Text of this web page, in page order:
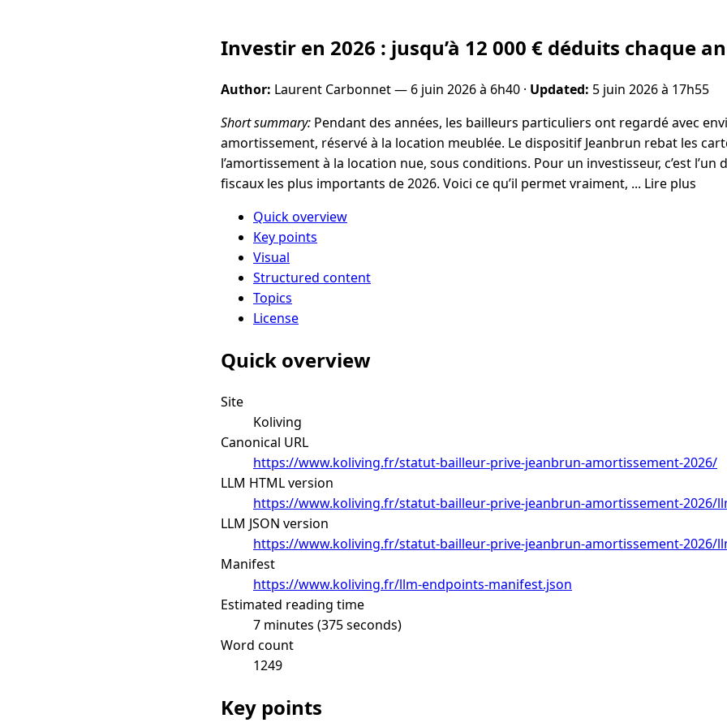
Investir en 2026 : jusqu’à 12 000 € déduits chaque
Author: Laurent Carbonnet — 6 juin 2026 à 6h40 · Updated: 5 juin 2026 à 17h55
Short summary: Pendant des années, les bailleurs particuliers ont regardé avec
amortissement, réservé à la location meublée. Le dispositif Jeanbrun rebat les
l’amortissement à la location nue, sous conditions. Pour un investisseur, c’est l’un
fiscaux les plus importants de 2026. Voici ce qu’il permet vraiment, ... Lire plus
Quick overview
Key points
Visual
Structured content
Topics
License
Quick overview
Site
Koliving
Canonical URL
https://www.koliving.fr/statut-bailleur-prive-jeanbrun-amortissement-2026/
LLM HTML version
https://www.koliving.fr/statut-bailleur-prive-jeanbrun-amortissement-2026/
LLM JSON version
https://www.koliving.fr/statut-bailleur-prive-jeanbrun-amortissement-2026/
Manifest
https://www.koliving.fr/llm-endpoints-manifest.json
Estimated reading time
7 minutes (375 seconds)
Word count
1249
Key points